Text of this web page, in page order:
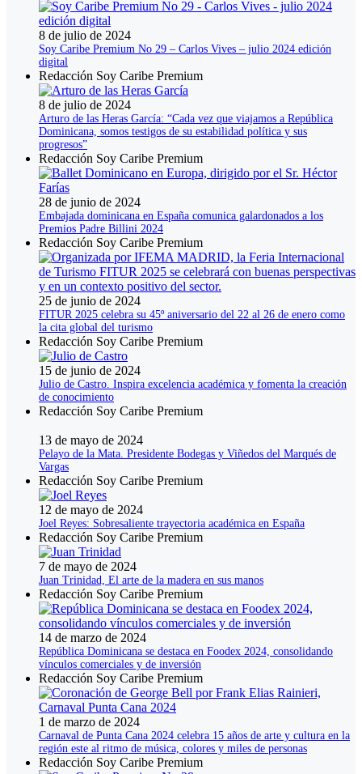
8 de julio de 2024
Soy Caribe Premium No 29 – Carlos Vives – julio 2024 edición
digital
Redacción Soy Caribe Premium
8 de julio de 2024
Arturo de las Heras García: “Cada vez que viajamos a República
Dominicana, somos testigos de su estabilidad política y sus
progresos”
Redacción Soy Caribe Premium
28 de junio de 2024
Embajada dominicana en España comunica galardonados a los
Premios Padre Billini 2024
Redacción Soy Caribe Premium
25 de junio de 2024
FITUR 2025 celebra su 45º aniversario del 22 al 26 de enero como
la cita global del turismo
Redacción Soy Caribe Premium
15 de junio de 2024
Julio de Castro. Inspira excelencia académica y fomenta la creación
de conocimiento
Redacción Soy Caribe Premium
13 de mayo de 2024
Pelayo de la Mata. Presidente Bodegas y Viñedos del Marqués de
Vargas
Redacción Soy Caribe Premium
12 de mayo de 2024
Joel Reyes: Sobresaliente trayectoria académica en España
Redacción Soy Caribe Premium
7 de mayo de 2024
Juan Trinidad, El arte de la madera en sus manos
Redacción Soy Caribe Premium
14 de marzo de 2024
República Dominicana se destaca en Foodex 2024, consolidando
vínculos comerciales y de inversión
Redacción Soy Caribe Premium
1 de marzo de 2024
Carnaval de Punta Cana 2024 celebra 15 años de arte y cultura en la
región este al ritmo de música, colores y miles de personas
Redacción Soy Caribe Premium